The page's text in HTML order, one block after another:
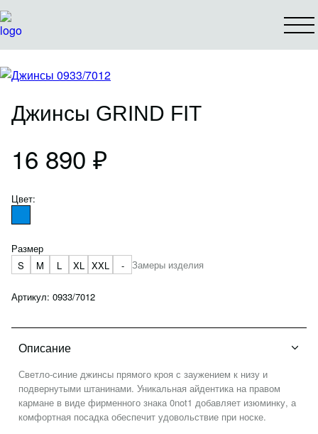
Джинсы GRIND FIT
16 890 ₽
Цвет:
Размер
S
M L XL XXL - Замеры изделия
Артикул: 0933/7012
Описание
Светло-синие джинсы прямого кроя с заужением к низу и
подвернутыми штанинами. Уникальная айдентика на правом
кармане в виде фирменного знака 0not1 добавляет изюминку, а
комфортная посадка обеспечит удовольствие при носке.
КАТАЛОГ
О БРЕНДЕ
КОНТАКТЫ
КОЛЛАБОРАЦИИ
ПОИСК ПРОДУКТА
ПОКУПАТЕЛЮ
Как оформить заказ
Оплата и доставка
Политика конфиденциальности
Публичная оферта
Оптовым клиентам